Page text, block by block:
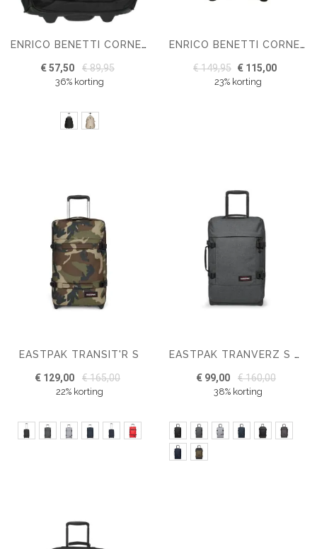
ENRICO BENETTI CORNELL TROLLEY RUGZAK
€ 57,50 € 89,95
36% korting
ENRICO BENETTI CORNELL 40L LAPTOP TROLLEY 17''
€ 149,95 € 115,00
23% korting
EASTPAK TRANSIT'R S
€ 129,00 € 165,00
22% korting
EASTPAK TRANVERZ S TROLLEY
€ 99,00 € 160,00
38% korting